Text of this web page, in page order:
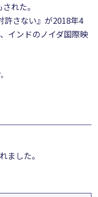
れた。
許さない』が2018年4
インドのノイダ国際映
ました。